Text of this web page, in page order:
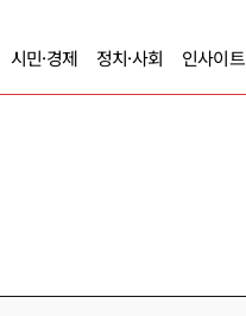
시민·경제 정치·사회 인사이트